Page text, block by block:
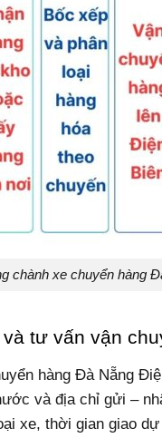
chành xe chuyển hàng
tư vấn vận
hàng Đà Nẵng
và địa chỉ gửi –
xe, thời gian giao